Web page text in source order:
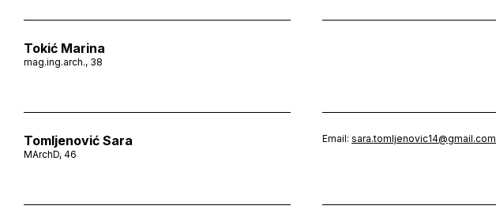
Tokić Marina
mag.ing.arch., 38
Tomljenović Sara
MArchD, 46
Email: sara.tomljenovic14@gmail.com